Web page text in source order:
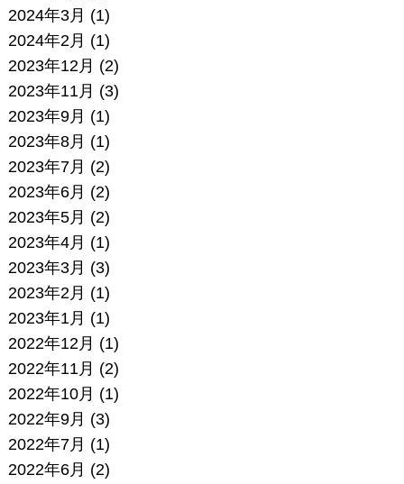
2024年3月 (1)
2024年2月 (1)
2023年12月 (2)
2023年11月 (3)
2023年9月 (1)
2023年8月 (1)
2023年7月 (2)
2023年6月 (2)
2023年5月 (2)
2023年4月 (1)
2023年3月 (3)
2023年2月 (1)
2023年1月 (1)
2022年12月 (1)
2022年11月 (2)
2022年10月 (1)
2022年9月 (3)
2022年7月 (1)
2022年6月 (2)